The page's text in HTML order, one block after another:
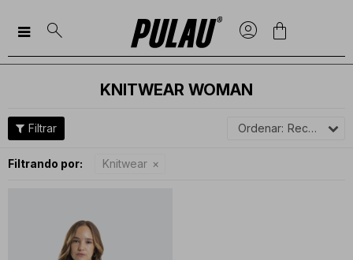

KNITWEAR WOMAN
Recomendados
Filtrando por: Knitwear